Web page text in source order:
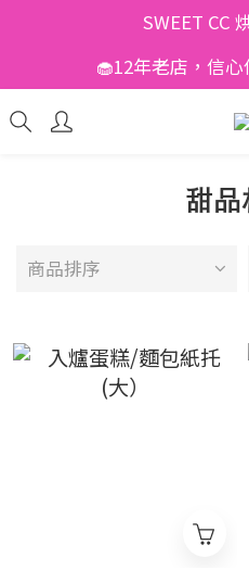
SWEET CC
🧁12年老店，信
甜品
商品排序